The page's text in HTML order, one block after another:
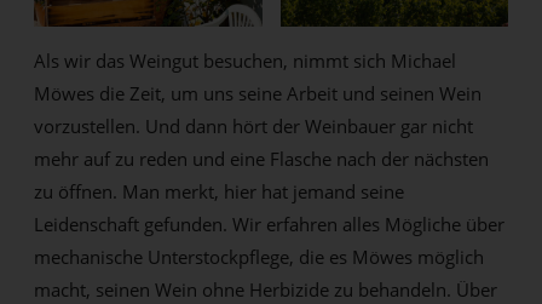
Als wir das Weingut besuchen, nimmt sich Michael
Möwes die Zeit, um uns seine Arbeit und seinen Wein
vorzustellen. Und dann hört der Weinbauer gar nicht
mehr auf zu reden und eine Flasche nach der nächsten
zu öffnen. Man merkt, hier hat jemand seine
Leidenschaft gefunden. Wir erfahren alles Mögliche über
mechanische Unterstockpflege, die es Möwes möglich
macht, seinen Wein ohne Herbizide zu behandeln. Über